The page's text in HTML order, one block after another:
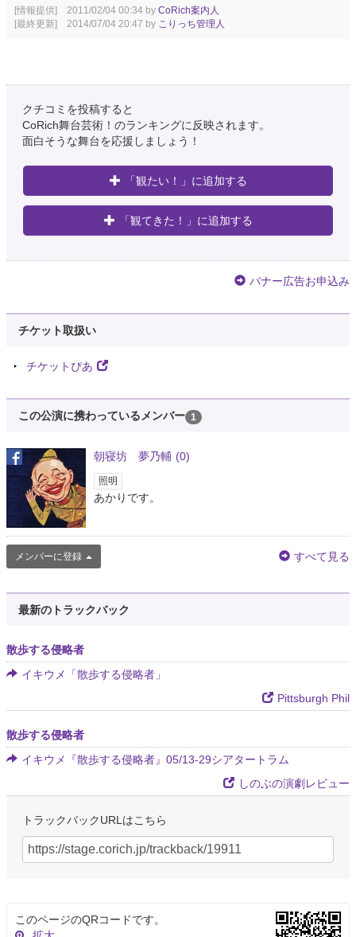
[情報提供] 2011/02/04 00:34 by CoRich案内人
[最終更新] 2014/07/04 20:47 by こりっち管理人
クチコミを投稿すると
CoRich舞台芸術！のランキングに反映されます。
面白そうな舞台を応援しましょう！
「観たい！」に追加する
「観てきた！」に追加する
バナー広告お申込み
チケット取扱い
チケットぴあ
この公演に携わっているメンバー 1
朝寝坊 夢乃輔 (0)
照明
あかりです。
メンバーに登録 すべて見る
最新のトラックバック
散歩する侵略者
イキウメ「散歩する侵略者」
Pittsburgh Phil
散歩する侵略者
イキウメ『散歩する侵略者』05/13-29シアタートラム
しのぶの演劇レビュー
トラックバックURLはこちら
このページのQRコードです。